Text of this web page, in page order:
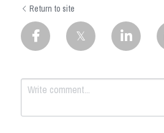
Return to site